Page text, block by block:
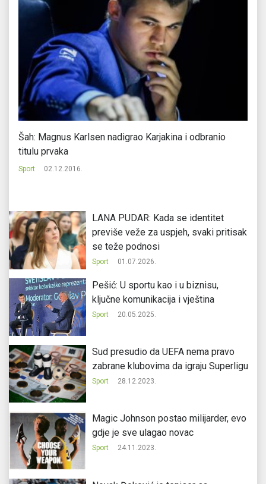
Šah: Magnus Karlsen nadigrao Karjakina i odbranio
titulu prvaka
Sport 02.12.2016.
LANA PUDAR: Kada se identitet
previše veže za uspjeh, svaki pritisak
se teže podnosi
Sport 01.07.2026.
Pešić: U sportu kao i u biznisu,
ključne komunikacija i vještina
Sport 20.05.2025.
Sud presudio da UEFA nema pravo
zabrane klubovima da igraju Superligu
Sport 28.12.2023.
Magic Johnson postao milijarder, evo
gdje je sve ulagao novac
Sport 24.11.2023.